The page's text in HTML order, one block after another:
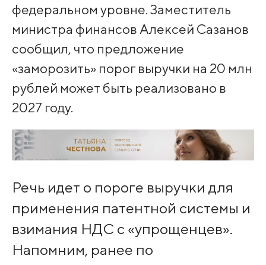
федеральном уровне. Заместитель
министра финансов Алексей Сазанов
сообщил, что предложение
«заморозить» порог выручки на 20 млн
рублей может быть реализовано в
2027 году.
Речь идет о пороге выручки для
применения патентной системы и
взимания НДС с «упрощенцев».
Напомним, ранее по